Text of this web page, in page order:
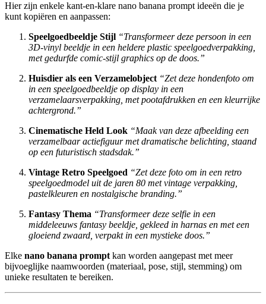
Hier zijn enkele kant-en-klare nano banana prompt ideeën die je
kunt kopiëren en aanpassen:
Speelgoedbeeldje Stijl “Transformeer deze persoon in een
3D-vinyl beeldje in een heldere plastic speelgoedverpakking,
met gedurfde comic-stijl graphics op de doos.”
Huisdier als een Verzamelobject “Zet deze hondenfoto om
in een speelgoedbeeldje op display in een
verzamelaarsverpakking, met pootafdrukken en een kleurrijke
achtergrond.”
Cinematische Held Look “Maak van deze afbeelding een
verzamelbaar actiefiguur met dramatische belichting, staand
op een futuristisch stadsdak.”
Vintage Retro Speelgoed “Zet deze foto om in een retro
speelgoedmodel uit de jaren 80 met vintage verpakking,
pastelkleuren en nostalgische branding.”
Fantasy Thema “Transformeer deze selfie in een
middeleeuws fantasy beeldje, gekleed in harnas en met een
gloeiend zwaard, verpakt in een mystieke doos.”
Elke nano banana prompt kan worden aangepast met meer
bijvoeglijke naamwoorden (materiaal, pose, stijl, stemming) om
unieke resultaten te bereiken.